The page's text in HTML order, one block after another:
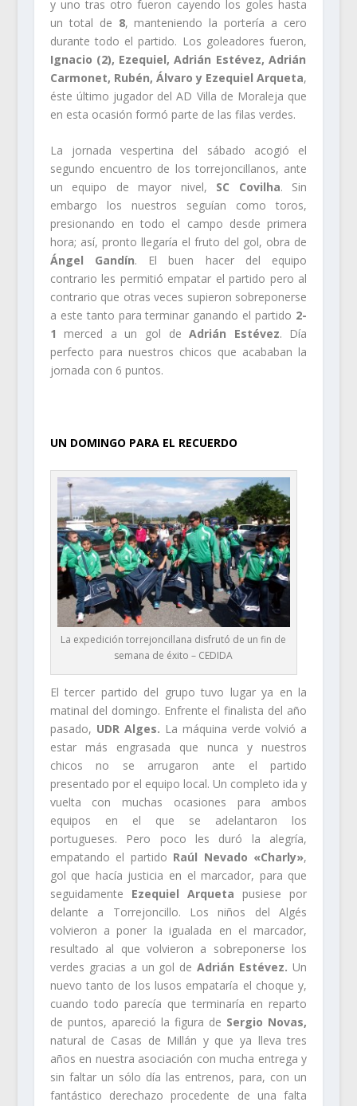
y uno tras otro fueron cayendo los goles hasta
un total de 8, manteniendo la portería a cero
durante todo el partido. Los goleadores fueron,
Ignacio (2), Ezequiel, Adrián Estévez, Adrián
Carmonet, Rubén, Álvaro y Ezequiel Arqueta,
éste último jugador del AD Villa de Moraleja que
en esta ocasión formó parte de las filas verdes.
La jornada vespertina del sábado acogió el
segundo encuentro de los torrejoncillanos, ante
un equipo de mayor nivel, SC Covilha. Sin
embargo los nuestros seguían como toros,
presionando en todo el campo desde primera
hora; así, pronto llegaría el fruto del gol, obra de
Ángel Gandín. El buen hacer del equipo
contrario les permitió empatar el partido pero al
contrario que otras veces supieron sobreponerse
a este tanto para terminar ganando el partido 2-
1 merced a un gol deAdrián Estévez. Día
perfecto para nuestros chicos que acababan la
jornada con 6 puntos.
UN DOMINGO PARA EL RECUERDO
La expedición torrejoncillana disfrutó de un fin de
semana de éxito – CEDIDA
El tercer partido del grupo tuvo lugar ya en la
matinal del domingo. Enfrente el finalista del año
pasado, UDR Alges. La máquina verde volvió a
estar más engrasada que nunca y nuestros
chicos no se arrugaron ante el partido
presentado por el equipo local. Un completo ida y
vuelta con muchas ocasiones para ambos
equipos en el que se adelantaron los
portugueses. Pero poco les duró la alegría,
empatando el partido Raúl Nevado «Charly»,
gol que hacía justicia en el marcador, para que
seguidamente Ezequiel Arqueta pusiese por
delante a Torrejoncillo. Los niños del Algés
volvieron a poner la igualada en el marcador,
resultado al que volvieron a sobreponerse los
verdes gracias a un gol deAdrián Estévez. Un
nuevo tanto de los lusos empataría el choque y,
cuando todo parecía que terminaría en reparto
de puntos, apareció la figura de Sergio Novas,
natural de Casas de Millán y que ya lleva tres
años en nuestra asociación con mucha entrega y
sin faltar un sólo día las entrenos, para, con un
fantástico derechazo procedente de una falta